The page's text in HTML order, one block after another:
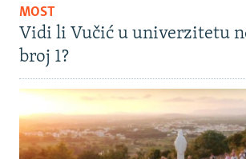
MOST
Vidi li Vučić u univerzitetu
broj 1?